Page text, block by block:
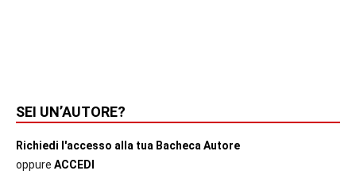
SEI UN’AUTORE?
Richiedi l'accesso alla tua Bacheca Autore
oppure ACCEDI